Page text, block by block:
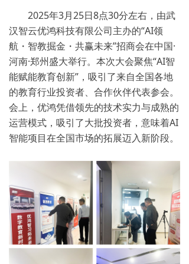
2025年3月25日8点30分左右，由武
汉智云优鸿科技有限公司主办的“AI领
航・智教掘金・共赢未来”招商会在中国·
河南·郑州盛大举行。本次大会聚焦“AI智
能赋能教育创新”，吸引了来自全国各地
的教育行业投资者、合作伙伴代表参会。
会上，优鸿凭借领先的技术实力与成熟的
运营模式，吸引了大批投资者，意味着AI
智能项目在全国市场的拓展迈入新阶段。